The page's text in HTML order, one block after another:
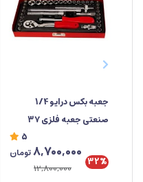
جعبه‌ بکس درایو 1/4
صنعتی جعبه فلزی ۳۷
5
32%
8,700,000تومان
12,800,000